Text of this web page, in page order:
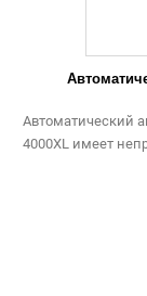
Автоматический
4000XL имеет